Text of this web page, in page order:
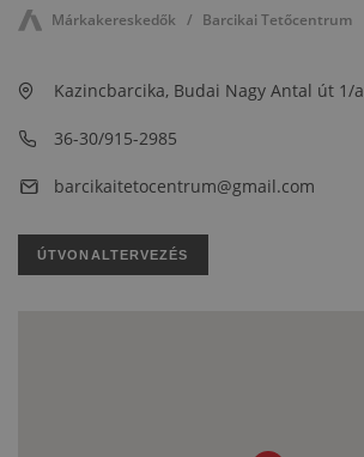
Márkakereskedők Barcikai Tetőcentrum
Kazincbarcika, Budai Nagy Antal út 1/a
36-30/915-2985
barcikaitetocentrum@gmail.com
ÚTVONALTERVEZÉS